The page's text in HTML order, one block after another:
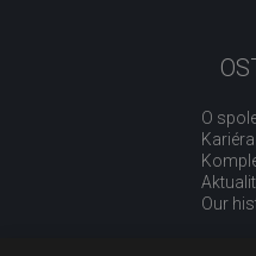
O
Kariéra
Our